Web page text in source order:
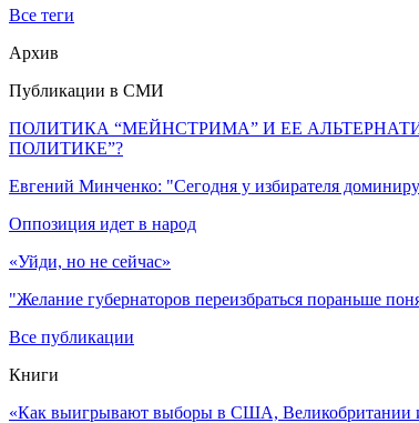
Все теги
Архив
Публикации в СМИ
ПОЛИТИКА “МЕЙНСТРИМА” И ЕЕ
ПОЛИТИКЕ”?
Евгений Минченко: "Сегодня у избирателя
Оппозиция идет в народ
«Уйди, но не сейчас»
"Желание губернаторов переизбраться пораньше
Все публикации
Книги
«Как выигрывают выборы в США, Великобритании и